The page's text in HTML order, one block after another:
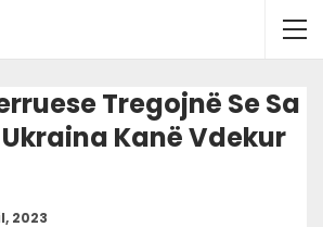
Tregojnë Se Sa
Kanë Vdekur
2023